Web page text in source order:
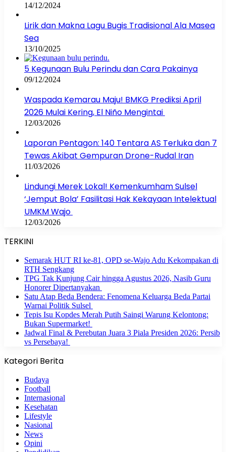
14/12/2024
Lirik dan Makna Lagu Bugis Tradisional Ala Masea
Sea
13/10/2025
5 Kegunaan Bulu Perindu dan Cara Pakainya
09/12/2024
Waspada Kemarau Maju! BMKG Prediksi April
2026 Mulai Kering, El Niño Mengintai
12/03/2026
Laporan Pentagon: 140 Tentara AS Terluka dan 7
Tewas Akibat Gempuran Drone-Rudal Iran
11/03/2026
Lindungi Merek Lokal! Kemenkumham Sulsel
‘Jemput Bola’ Fasilitasi Hak Kekayaan Intelektual
UMKM Wajo
12/03/2026
TERKINI
Semarak HUT RI ke-81, OPD se-Wajo Adu Kekompakan di
RTH Sengkang
TPG Tak Kunjung Cair hingga Agustus 2026, Nasib Guru
Honorer Dipertanyakan
Satu Atap Beda Bendera: Fenomena Keluarga Beda Partai
Warnai Politik Sulsel
Tepis Isu Kopdes Merah Putih Saingi Warung Kelontong:
Bukan Supermarket!
Jadwal Final & Perebutan Juara 3 Piala Presiden 2026: Persib
vs Persebaya!
Kategori Berita
Budaya
Football
Internasional
Kesehatan
Lifestyle
Nasional
News
Opini